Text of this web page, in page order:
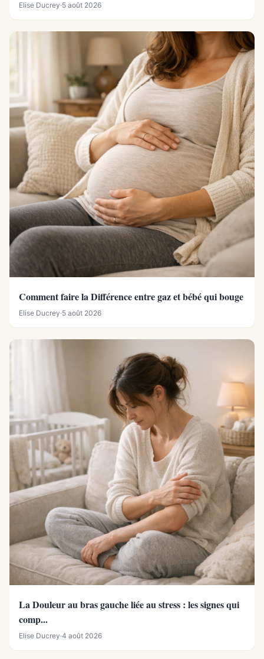
Elise Ducrey·5 août 2026
Comment faire la Différence entre gaz et bébé qui bouge
Elise Ducrey·5 août 2026
La Douleur au bras gauche liée au stress : les signes qui
comp...
Elise Ducrey·4 août 2026